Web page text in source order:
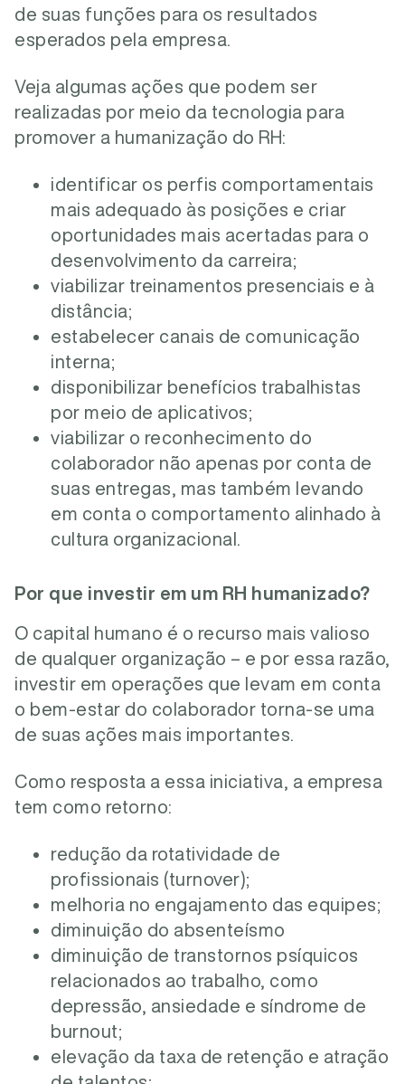
de suas funções para os resultados
esperados pela empresa.
Veja algumas ações que podem ser
realizadas por meio da tecnologia para
promover a humanização do RH:
identificar os perfis comportamentais
mais adequado às posições e criar
oportunidades mais acertadas para o
desenvolvimento da carreira;
viabilizar treinamentos presenciais e à
distância;
estabelecer canais de comunicação
interna;
disponibilizar benefícios trabalhistas
por meio de aplicativos;
viabilizar o reconhecimento do
colaborador não apenas por conta de
suas entregas, mas também levando
em conta o comportamento alinhado à
cultura organizacional.
Por que investir em um RH humanizado?
O capital humano é o recurso mais valioso
de qualquer organização – e por essa razão,
investir em operações que levam em conta
o bem-estar do colaborador torna-se uma
de suas ações mais importantes.
Como resposta a essa iniciativa, a empresa
tem como retorno:
redução da rotatividade de
profissionais (turnover);
melhoria no engajamento das equipes;
diminuição do absenteísmo
diminuição de transtornos psíquicos
relacionados ao trabalho, como
depressão, ansiedade e síndrome de
burnout;
elevação da taxa de retenção e atração